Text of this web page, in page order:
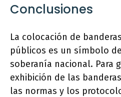
Conclusiones
La colocación de
públicos es un símbolo
soberanía nacional. Para
exhibición de las
las normas y los